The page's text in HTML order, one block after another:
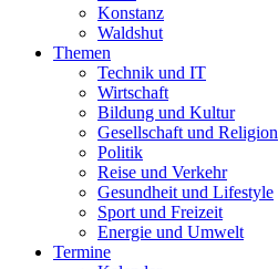
Konstanz
Waldshut
Themen
Technik und IT
Wirtschaft
Bildung und Kultur
Gesellschaft und Religion
Politik
Reise und Verkehr
Gesundheit und Lifestyle
Sport und Freizeit
Energie und Umwelt
Termine